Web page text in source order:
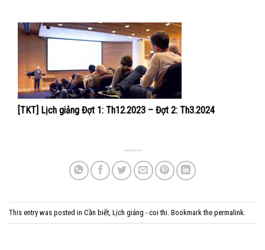
[TKT] Lịch giảng Đợt 1: Th12.2023 – Đợt 2: Th3.2024
This entry was posted in Cần biết Lịch giảng - coi thi . Bookmark the permalink